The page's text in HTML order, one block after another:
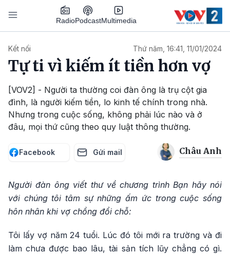
Nhảy đến nội dung
RadioPodcastMultimedia
Kết nối Thứ năm, 16:41, 11/01/2024
Tự ti vì kiếm ít tiền hơn vợ
[VOV2] - Người ta thường coi đàn ông là trụ cột gia
đình, là người kiếm tiền, lo kinh tế chính trong nhà.
Nhưng trong cuộc sống, không phải lúc nào và ở
đâu, mọi thứ cũng theo quy luật thông thường.
Facebook Gửi mail Châu Anh
Người đàn ông viết thư về chương trình Bạn hãy nói
với chúng tôi tâm sự những ấm ức trong cuộc sống
hôn nhân khi vợ chồng đổi chỗ:
Tôi lấy vợ năm 24 tuổi. Lúc đó tôi mới ra trường và đi
làm chưa được bao lâu, tài sản tích lũy chẳng có gì.